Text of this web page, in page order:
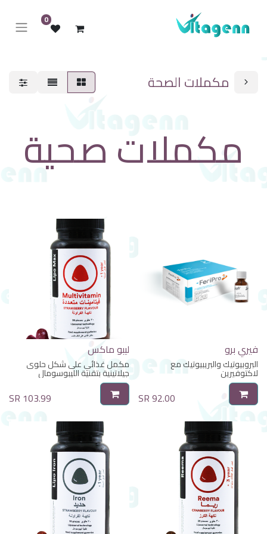
0
مكملات الصحة
مكملات صحية
فيري برو
البروبيوتيك والبريبيوتيك مع
لاكتوفيرين
92.00
ليبو ماكس
مكمل غذائي على شكل حلوى
جيلاتينية بتقنية الليبوسومال
متنوع العناصر الغذائية
103.99